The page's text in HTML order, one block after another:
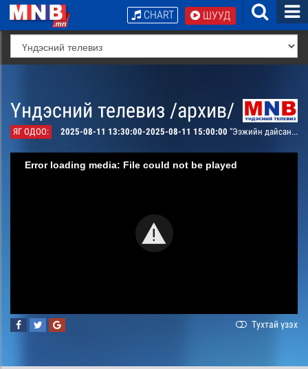
ШУУД
CHART
Үндэсний телевиз /архив/
ЯГ ОДОО: 2025-08-11 13:30:00-2025-08-11 15:00:00 “Ээжийн дайсан-2” монголын уран сайхны кино /90/
Error loading media: File could not be played
Тухтай үзэх